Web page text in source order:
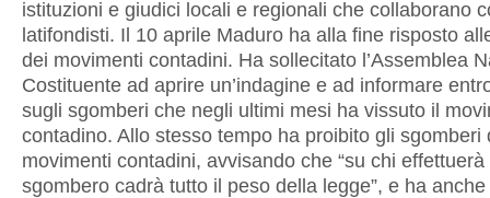
istituzioni e giudici locali e regionali che collaborano
latifondisti. Il 10 aprile Maduro ha alla fine risposto
dei movimenti contadini. Ha sollecitato l’Assemblea
Costituente ad aprire un’indagine e ad informare
sugli sgomberi che negli ultimi mesi ha vissuto il
contadino. Allo stesso tempo ha proibito gli sgomberi
movimenti contadini, avvisando che “su chi effettuerà
sgombero cadrà tutto il peso della legge”, e ha